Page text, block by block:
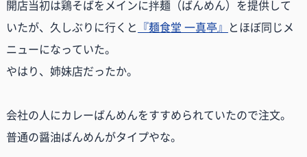
開店当初は鶏そばをメインに拌麺（ばんめん）を提供して
いたが、久しぶりに行くと 『麺食堂 一真亭』 とほぼ同じメ
ニューになっていた。
やはり、姉妹店だったか。
会社の人にカレーばんめんをすすめられていたので注文。
普通の醤油ばんめんがタイプやな。